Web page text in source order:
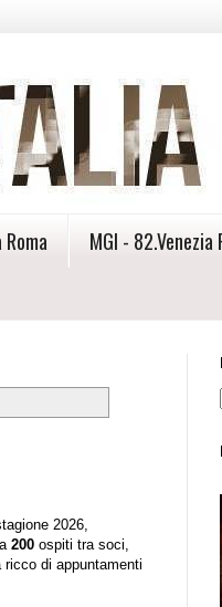
MGI - 82.Venezia
2026,
200 ospiti tra soci,
ricco di appuntamenti